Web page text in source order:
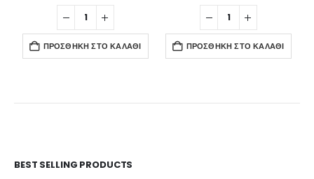
ΠΡΟΣΘΉΚΗ ΣΤΟ ΚΑΛΆΘΙ ΠΡΟΣΘΉΚΗ ΣΤΟ ΚΑΛΆΘΙ
BEST SELLING PRODUCTS
Ο Λογαριασμός μου